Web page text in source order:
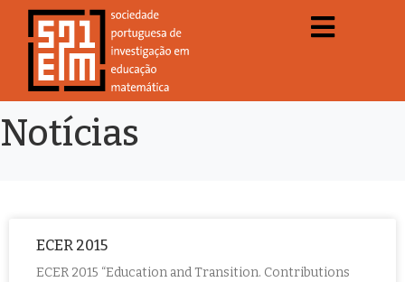
Notícias
ECER 2015
ECER 2015 “Education and Transition. Contributions